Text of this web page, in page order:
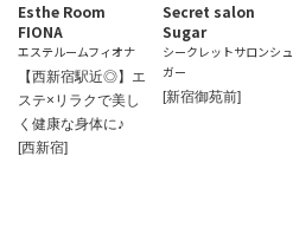
お問い合わせ
Esthe Room
FIONA
エステルームフィオナ
【西新宿駅近◎】エ
ステ×リラクで美し
く健康な身体に♪
[西新宿]
Secret salon
Sugar
シークレットサロンシュ
ガー
[新宿御苑前]